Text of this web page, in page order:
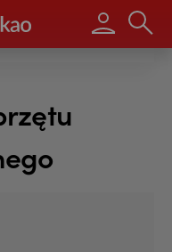
Wpisz